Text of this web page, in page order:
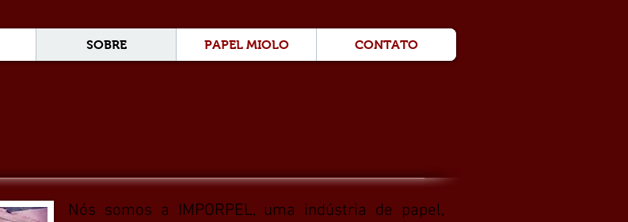
SOBRE PAPEL MIOLO CONTATO
Nós somos a IMPORPEL, uma indústria de papel,